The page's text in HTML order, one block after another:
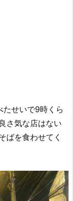
たせいで9時くら
さ気な店はない
ばを食わせてく